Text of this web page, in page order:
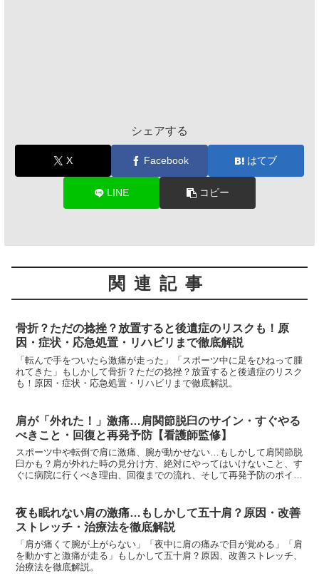
シェアする
X Facebook はてブ
LINE コピー
関連記事
骨折？ただの捻挫？放置すると後遺症のリスクも！原
因・症状・応急処置・リハビリまで徹底解説
「転んで手をついたら激痛が走った」「スポーツ中に足をひねって腫
れてきた」もしかして骨折？ただの捻挫？放置すると後遺症のリスク
も！原因・症状・応急処置・リハビリまで徹底解説。
肩が「外れた！」激痛…肩関節脱臼のサイン・すぐやる
べきこと・回復と再発予防【看護師監修】
スポーツ中や転倒で肩に激痛、腕が動かせない…もしかして肩関節脱
臼かも？肩が外れた時の見分け方、絶対にやってはいけないこと、す
ぐに病院に行くべき理由、回復までの流れ、そして再発予防のポイン
夜も眠れない肩の激痛…もしかして五十肩？原因・改善
ストレッチ・治療法を徹底解説
「肩が痛くて腕が上がらない」「夜中に肩の痛みで目が覚める」「肩
を動かすと激痛が走る」もしかして五十肩？原因、改善ストレッチ、
治療法を徹底解説。